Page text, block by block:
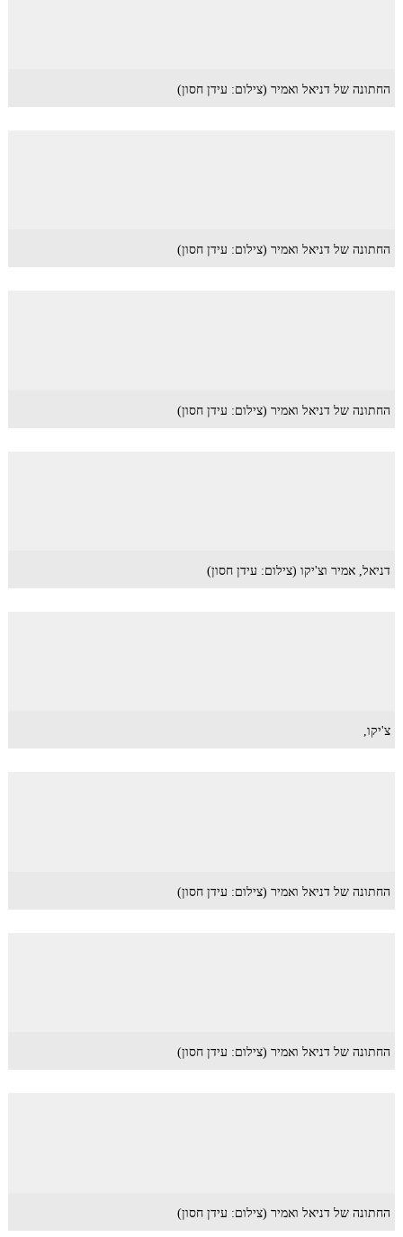
החתונה של דניאל ואמיר (צילום: עידן חסון)
החתונה של דניאל ואמיר (צילום: עידן חסון)
החתונה של דניאל ואמיר (צילום: עידן חסון)
דניאל, אמיר וצ'יקו (צילום: עידן חסון)
צ'יקו,
החתונה של דניאל ואמיר (צילום: עידן חסון)
החתונה של דניאל ואמיר (צילום: עידן חסון)
החתונה של דניאל ואמיר (צילום: עידן חסון)